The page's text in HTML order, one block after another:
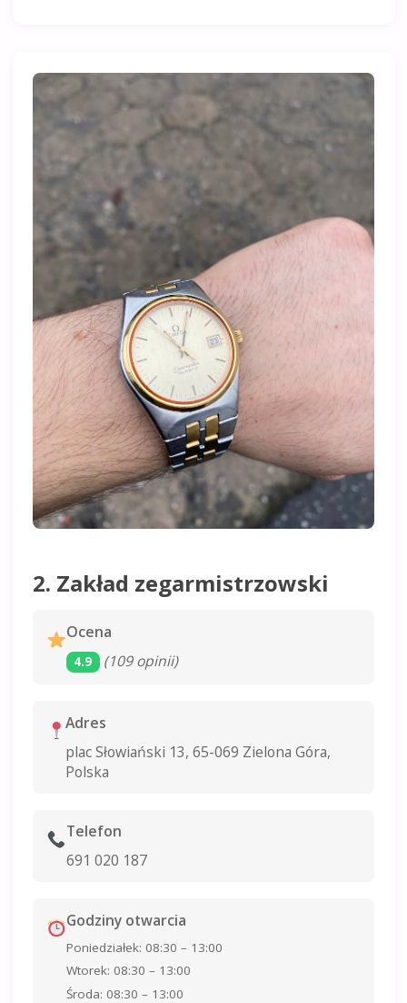
2. Zakład zegarmistrzowski
Ocena
4.9 (109 opinii)
Adres
plac Słowiański 13, 65-069 Zielona Góra,
Polska
Telefon
691 020 187
Godziny otwarcia
Poniedziałek: 08:30 – 13:00
Wtorek: 08:30 – 13:00
Środa: 08:30 – 13:00